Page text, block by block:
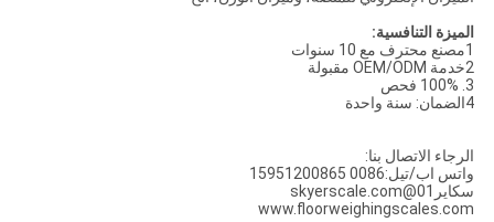
الميزة التنافسية:
1مصنع محترف مع 10 سنوات
2خدمة OEM/ODM مقبولة
3. 100% فحص
4الضمان: سنة واحدة
الرجاء الاتصال بنا:
واتس اب/تيل:0086 15951200865
سكاير01@skyerscale.com
www.floorweighingscales.com